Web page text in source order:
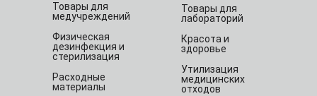
Товары для
медучреждений
Физическая
дезинфекция и
стерилизация
Расходные
материалы
Товары для
лабораторий
Красота и
здоровье
Утилизация
медицинских
отходов